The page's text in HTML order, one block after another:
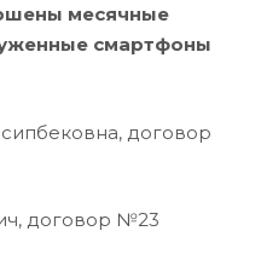
месячные
смартфоны
договор
договор №23